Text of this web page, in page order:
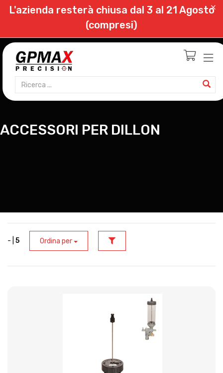
L'azienda resterà chiusa dal 3 al 21 Agosto
(compresi)
ACCESSORI PER DILLON
- | 5 Ordina per